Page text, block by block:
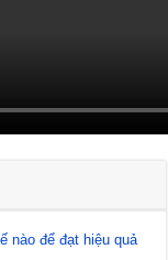
nào để đạt hiệu quả